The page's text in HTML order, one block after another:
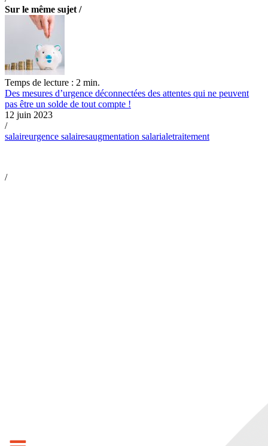
Sur le même sujet /
Temps de lecture : 2 min.
Des mesures d’urgence déconnectées des attentes qui ne peuvent
pas être un solde de tout compte !
12 juin 2023
/
salaireurgence salairesaugmentation salarialetraitement
/